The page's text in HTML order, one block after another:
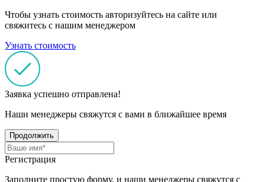
Чтобы узнать стоимость авторизуйтесь на сайте или
свяжитесь с нашим менеджером
Узнать стоимость
Заявка успешно отправлена!
Наши менеджеры свяжутся с вами в ближайшее время
Продолжить
Регистрация
Заполните простую форму, и наши менеджеры свяжутся с